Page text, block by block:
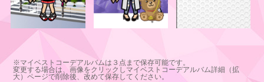
※マイベストコーデアルバムは３点まで保存可能です。
変更する場合は、画像をクリックしマイベストコーデアルバム詳細（拡
大）ページで削除後、改めて保存してください。